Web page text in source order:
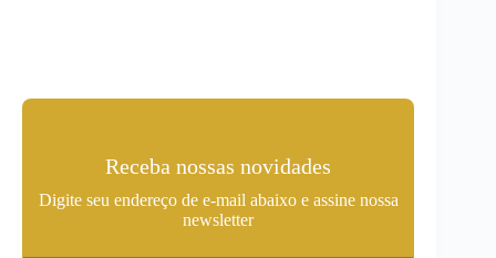
Receba nossas novidades
Digite seu endereço de e-mail abaixo e assine nossa
newsletter